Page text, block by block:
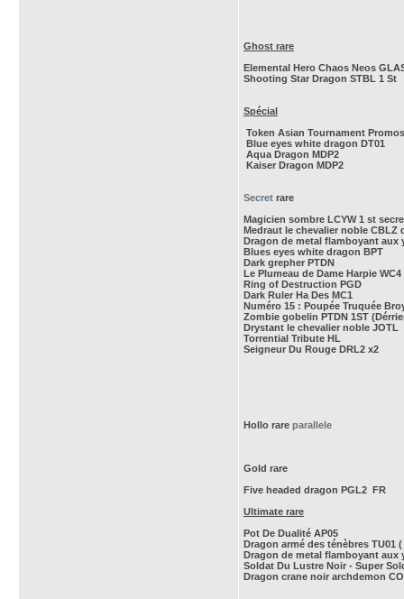
Ghost rare
Elemental Hero Chaos Neos
Shooting Star Dragon STBL 1 St
Spécial
Token Asian Tournament
Blue eyes white dragon DT01
Aqua Dragon MDP2
Kaiser Dragon MDP2
Secret rare
Magicien sombre LCYW 1 st
Medraut le chevalier noble CBLZ
Dragon de metal flamboyant aux
Blues eyes white dragon BPT
Dark grepher PTDN
Le Plumeau de Dame Harpie WC4
Ring of Destruction PGD
Dark Ruler Ha Des MC1
Numéro 15 : Poupée Truquée
Zombie gobelin PTDN 1ST
Drystant le chevalier noble JOTL
Torrential Tribute HL
Seigneur Du Rouge DRL2 x2
Hollo rare parallele
Gold rare
Five headed dragon PGL2 FR
Ultimate rare
Pot De Dualité AP05
Dragon armé des ténèbres TU01
​Dragon de metal flamboyant aux
Soldat Du Lustre Noir - Super
Dragon crane noir archdemon